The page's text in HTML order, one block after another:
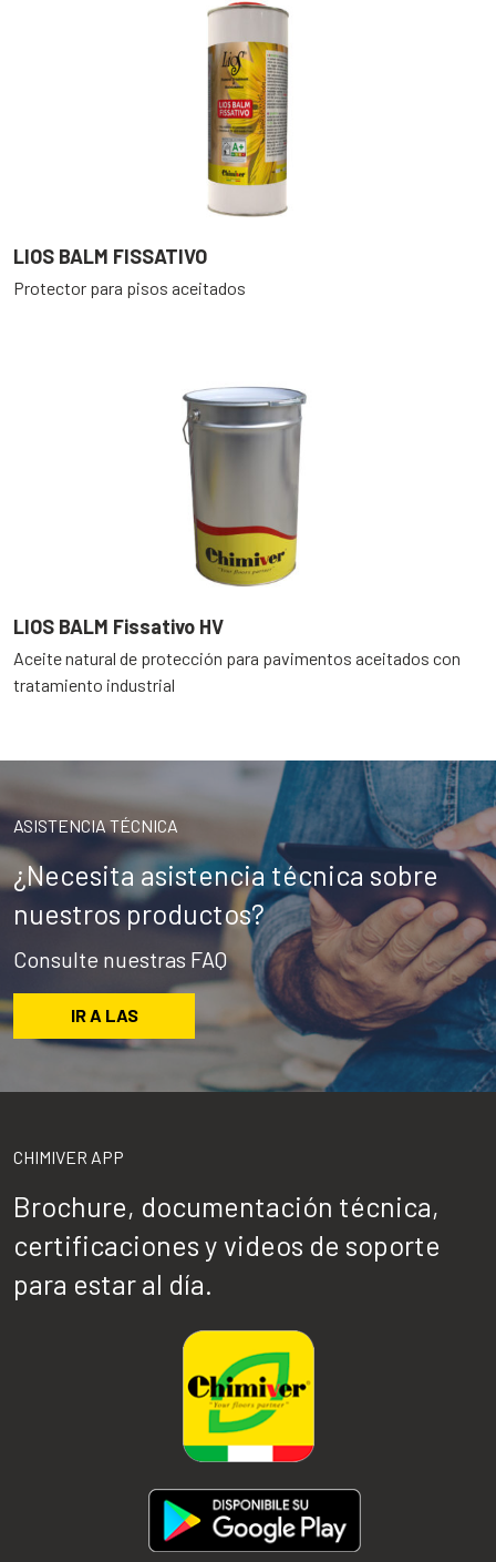
LIOS BALM FISSATIVO
Protector para pisos aceitados
LIOS BALM Fissativo HV
Aceite natural de protección para pavimentos aceitados con
tratamiento industrial
ASISTENCIA TÉCNICA
¿Necesita asistencia técnica sobre
nuestros productos?
Consulte nuestras FAQ
IR A LAS
CHIMIVER APP
Brochure, documentación técnica,
certificaciones y videos de soporte
para estar al día.